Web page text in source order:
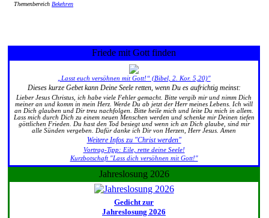
Themenbereich Bekehren
Friede mit Gott finden
„Lasst euch versöhnen mit Gott!“ (Bibel, 2. Kor. 5,20)"
Dieses kurze Gebet kann Deine Seele retten, wenn Du es aufrichtig meinst:
Lieber Jesus Christus, ich habe viele Fehler gemacht. Bitte vergib mir und nimm Dich
meiner an und komm in mein Herz. Werde Du ab jetzt der Herr meines Lebens. Ich will
an Dich glauben und Dir treu nachfolgen. Bitte heile mich und leite Du mich in allem.
Lass mich durch Dich zu einem neuen Menschen werden und schenke mir Deinen tiefen
göttlichen Frieden. Du hast den Tod besiegt und wenn ich an Dich glaube, sind mir
alle Sünden vergeben. Dafür danke ich Dir von Herzen, Herr Jesus. Amen
Weitere Infos zu "Christ werden"
Vortrag-Tipp: Eile, rette deine Seele!
Kurzbotschaft "Lass dich versöhnen mit Gott!"
Jahreslosung 2026
Gedicht zur
Jahreslosung 2026